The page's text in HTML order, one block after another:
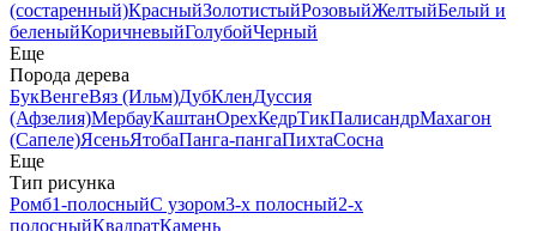
(состаренный)КрасныйЗолотистыйРозовыйЖелтыйБелый и
беленыйКоричневыйГолубойЧерный
Еще
Порода дерева
БукВенгеВяз (Ильм)ДубКленДуссия
(Афзелия)МербауКаштанОрехКедрТикПалисандрМахагон
(Сапеле)ЯсеньЯтобаПанга-пангаПихтаСосна
Еще
Тип рисунка
Ромб1-полосныйС узором3-х полосный2-х
полосныйКвадратКамень